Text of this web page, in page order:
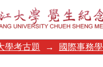
法
學考古題 → 國際事務